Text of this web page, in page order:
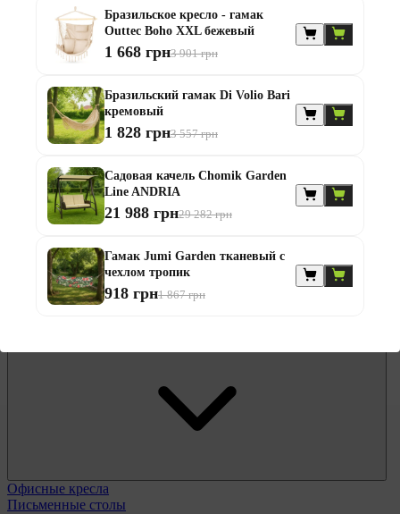
Гамаки и садовые качели
Комплекты садовой мебели
Надувные батуты и водные горки
Садовая и балконная мебель
Садовые комоды и сундуки
Садовые столы
Скамейки садовые
Стулья садовые
Батуты
Беседки
Офисные кресла
Письменные столы
Бразильское кресло - гамак
Outtec Boho XXL бежевый
1 668 грн3 901 грн
Бразильский гамак Di Volio Bari
кремовый
1 828 грн3 557 грн
Садовая качель Chomik Garden
Line ANDRIA
21 988 грн29 282 грн
Гамак Jumi Garden тканевый с
чехлом тропик
918 грн1 867 грн